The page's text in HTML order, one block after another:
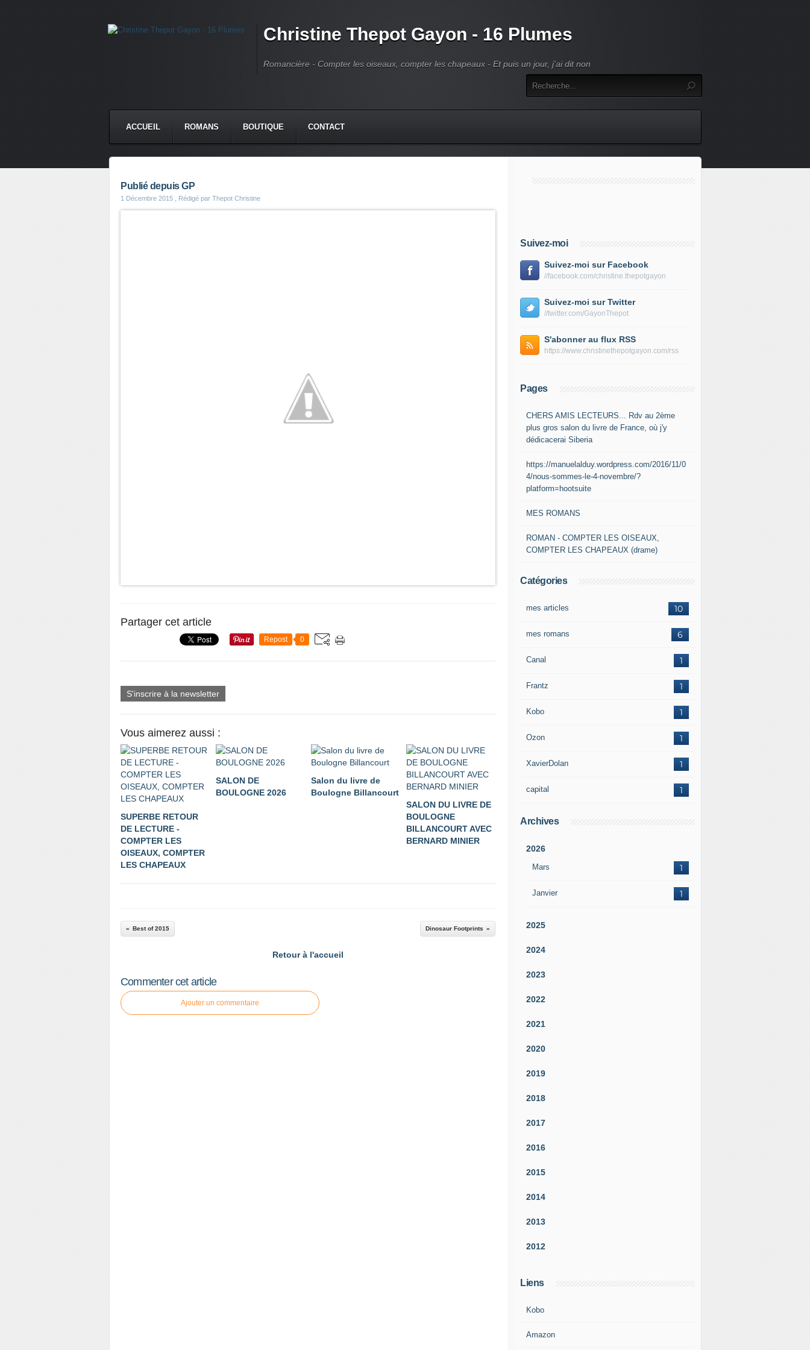
Christine Thepot Gayon - 16 Plumes
Romancière - Compter les oiseaux, compter les chapeaux - Et puis un jour, j'ai dit non
ACCUEIL ROMANS BOUTIQUE CONTACT
Publié depuis GP
1 Décembre 2015 , Rédigé par Thepot Christine
Partager cet article
Repost 0
S'inscrire à la newsletter
Vous aimerez aussi :
SUPERBE RETOUR
DE LECTURE -
COMPTER LES
OISEAUX, COMPTER
LES CHAPEAUX
SALON DE
BOULOGNE 2026
Salon du livre de
Boulogne Billancourt
SALON DU LIVRE DE
BOULOGNE
BILLANCOURT AVEC
BERNARD MINIER
Best of 2015 Dinosaur Footprints
Retour à l'accueil
Commenter cet article
Ajouter un commentaire
Suivez-moi
Suivez-moi sur Facebook
//facebook.com/christine.thepotgayon
Suivez-moi sur Twitter
//twitter.com/GayonThepot
S'abonner au flux RSS
https://www.christinethepotgayon.com/rss
Pages
CHERS AMIS LECTEURS... Rdv au 2ème
plus gros salon du livre de France, où j'y
dédicacerai Siberia
https://manuelalduy.wordpress.com/2016/11/0
4/nous-sommes-le-4-novembre/?
platform=hootsuite
MES ROMANS
ROMAN - COMPTER LES OISEAUX,
COMPTER LES CHAPEAUX (drame)
Catégories
10
mes articles
6
mes romans
1
Canal
1
Frantz
1
Kobo
1
Ozon
1
XavierDolan
1
capital
Archives
2026
Mars 1
Janvier 1
2025
2024
2023
2022
2021
2020
2019
2018
2017
2016
2015
2014
2013
2012
Liens
Kobo
Amazon